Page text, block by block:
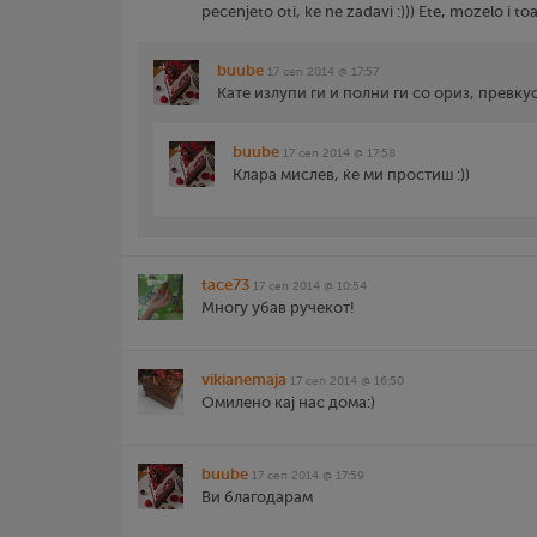
pecenjeto oti, ke ne zadavi :))) Ete, mozelo i
buube 17 сеп 2014 @ 17:57
Кате излупи ги и полни ги со ориз,
buube 17 сеп 2014 @ 17:58
Клара мислев, ќе ми простиш :))
tace73 17 сеп 2014 @ 10:54
Многу убав ручекот!
vikianemaja 17 сеп 2014 @ 16:50
Омилено кај нас дома:)
buube 17 сеп 2014 @ 17:59
Ви благодарам